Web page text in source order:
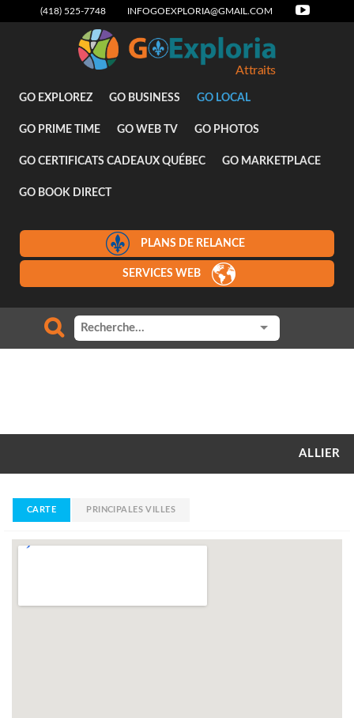
(418) 525-7748 INFOGOEXPLORIA@GMAIL.COM
Attraits
GO EXPLOREZ GO BUSINESS GO LOCAL
GO PRIME TIME GO WEB TV GO PHOTOS
GO CERTIFICATS CADEAUX QUÉBEC GO MARKETPLACE
GO BOOK DIRECT
PLANS DE RELANCE
SERVICES WEB
ALLIER
CARTE PRINCIPALES VILLES